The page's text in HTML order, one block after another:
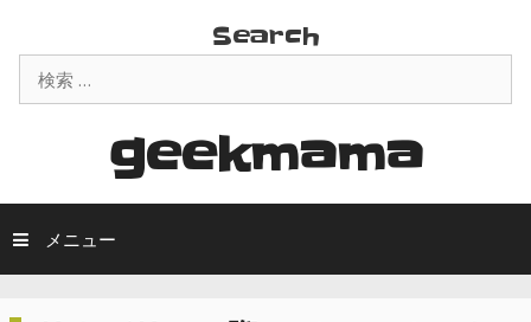
ッ
Search
索:
geekmama
メニュー